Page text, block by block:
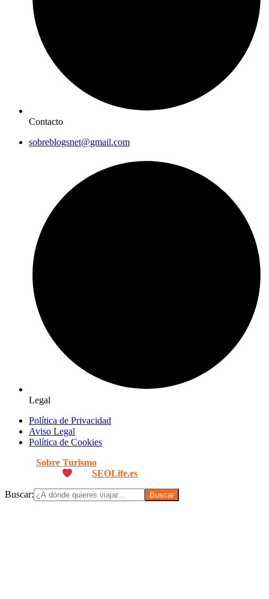
Contacto
sobreblogsnet@gmail.com
Legal
Política de Privacidad
Aviso Legal
Política de Cookies
Sobre Turismo
porSEOLife.es
Buscar: